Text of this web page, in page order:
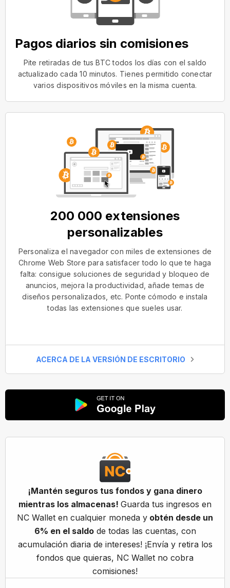
Pagos diarios sin comisiones
Pite retiradas de tus BTC todos los días con el saldo
actualizado cada 10 minutos. Tienes permitido conectar
varios dispositivos móviles en la misma cuenta.
200 000 extensiones
personalizables
Personaliza el navegador con miles de extensiones de
Chrome Web Store para satisfacer todo lo que te haga
falta: consigue soluciones de seguridad y bloqueo de
anuncios, mejora la productividad, añade temas de
diseños personalizados, etc. Ponte cómodo e instala
todas las extensiones que sueles usar.
ACERCA DE LA VERSIÓN DE ESCRITORIO
¡Mantén seguros tus fondos y gana dinero
mientras los almacenas! Guarda tus ingresos en
NC Wallet en cualquier moneda y obtén desde un
6% en el saldode todas las cuentas, con
acumulación diaria de intereses! ¡Envía y retira los
fondos que quieras, NC Wallet no cobra
comisiones!